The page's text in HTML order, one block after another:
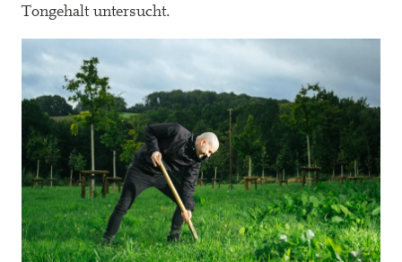
Tongehalt untersucht.